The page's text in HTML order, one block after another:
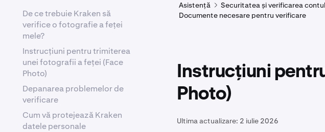
Asistență Securitatea și verificarea
Documente necesare pentru verificare
Instrucțiuni
Photo)
Ultima actualizare: 2 iulie 2026
De ce trebuie Kraken să
verifice o fotografie a feței
mele?
Instrucțiuni pentru trimiterea
unei fotografii a feței (Face
Photo)
Depanarea problemelor de
verificare
Cum vă protejează Kraken
datele personale